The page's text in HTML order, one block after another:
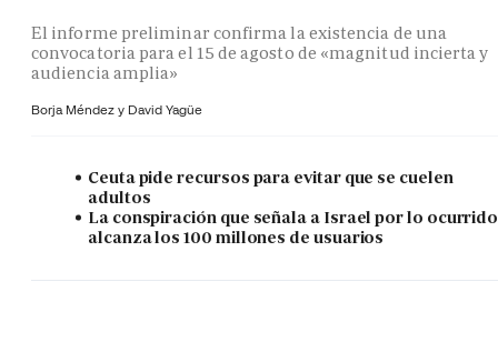
El informe preliminar confirma la existencia de una
convocatoria para el 15 de agosto de «magnitud incierta y
audiencia amplia»
Borja Méndez y David Yagüe
Ceuta pide recursos para evitar que se cuelen
adultos
La conspiración que señala a Israel por lo ocurrido
alcanza los 100 millones de usuarios